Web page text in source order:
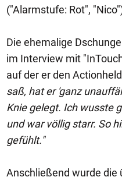
("Alarmstufe: Rot",
Die ehemalige
im Interview mit
auf der er den
saß, hat er 'ganz
Knie gelegt. Ich wusste
und war völlig starr. So
gefühlt."
Anschließend wurde die